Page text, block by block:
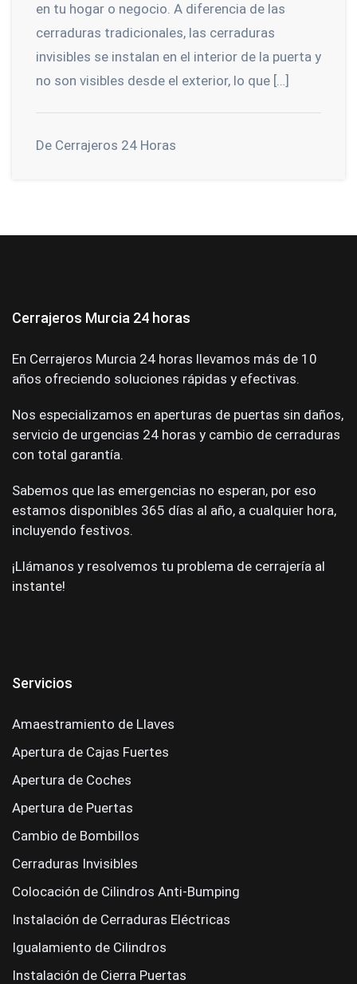
en tu hogar o negocio. A diferencia de las
cerraduras tradicionales, las cerraduras
invisibles se instalan en el interior de la puerta y
no son visibles desde el exterior, lo que […]
De Cerrajeros 24 Horas
Cerrajeros Murcia 24 horas
En Cerrajeros Murcia 24 horas llevamos más de 10
años ofreciendo soluciones rápidas y efectivas.
Nos especializamos en aperturas de puertas sin daños,
servicio de urgencias 24 horas y cambio de cerraduras
con total garantía.
Sabemos que las emergencias no esperan, por eso
estamos disponibles 365 días al año, a cualquier hora,
incluyendo festivos.
¡Llámanos y resolvemos tu problema de cerrajería al
instante!
Servicios
Amaestramiento de Llaves
Apertura de Cajas Fuertes
Apertura de Coches
Apertura de Puertas
Cambio de Bombillos
Cerraduras Invisibles
Colocación de Cilindros Anti-Bumping
Instalación de Cerraduras Eléctricas
Igualamiento de Cilindros
Instalación de Cierra Puertas